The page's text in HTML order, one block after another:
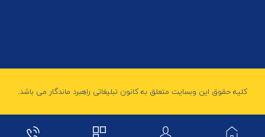
کلیه حقوق این وبسایت متعلق به کانون تبلیغاتی راهبرد ماندگار می باشد.